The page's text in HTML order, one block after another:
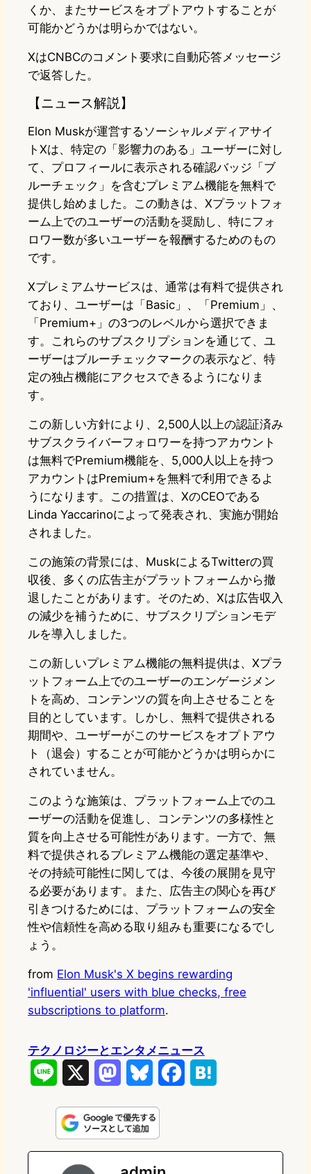
くか、またサービスをオプトアウトすることが
可能かどうかは明らかではない。
XはCNBCのコメント要求に自動応答メッセージ
で返答した。
【ニュース解説】
Elon Muskが運営するソーシャルメディアサイ
トXは、特定の「影響力のある」ユーザーに対し
て、プロフィールに表示される確認バッジ「ブ
ルーチェック」を含むプレミアム機能を無料で
提供し始めました。この動きは、Xプラットフォ
ーム上でのユーザーの活動を奨励し、特にフォ
ロワー数が多いユーザーを報酬するためのもの
です。
Xプレミアムサービスは、通常は有料で提供され
ており、ユーザーは「Basic」、「Premium」、
「Premium+」の3つのレベルから選択できま
す。これらのサブスクリプションを通じて、ユ
ーザーはブルーチェックマークの表示など、特
定の独占機能にアクセスできるようになりま
す。
この新しい方針により、2,500人以上の認証済み
サブスクライバーフォロワーを持つアカウント
は無料でPremium機能を、5,000人以上を持つ
アカウントはPremium+を無料で利用できるよ
うになります。この措置は、XのCEOである
Linda Yaccarinoによって発表され、実施が開始
されました。
この施策の背景には、MuskによるTwitterの買
収後、多くの広告主がプラットフォームから撤
退したことがあります。そのため、Xは広告収入
の減少を補うために、サブスクリプションモデ
ルを導入しました。
この新しいプレミアム機能の無料提供は、Xプラ
ットフォーム上でのユーザーのエンゲージメン
トを高め、コンテンツの質を向上させることを
目的としています。しかし、無料で提供される
期間や、ユーザーがこのサービスをオプトアウ
ト（退会）することが可能かどうかは明らかに
されていません。
このような施策は、プラットフォーム上でのユ
ーザーの活動を促進し、コンテンツの多様性と
質を向上させる可能性があります。一方で、無
料で提供されるプレミアム機能の選定基準や、
その持続可能性に関しては、今後の展開を見守
る必要があります。また、広告主の関心を再び
引きつけるためには、プラットフォームの安全
性や信頼性を高める取り組みも重要になるでし
ょう。
from Elon Musk's X begins rewarding
'influential' users with blue checks, free
subscriptions to platform.
テクノロジーとエンタメニュース
n
e
s
t
u
e
e
e